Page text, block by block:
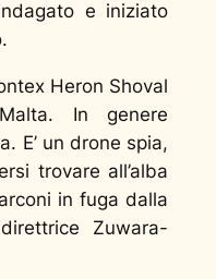
e iniziato
Heron Shoval
In genere
E’ un drone spia,
trovare all’alba
in fuga dalla
Zuwara-